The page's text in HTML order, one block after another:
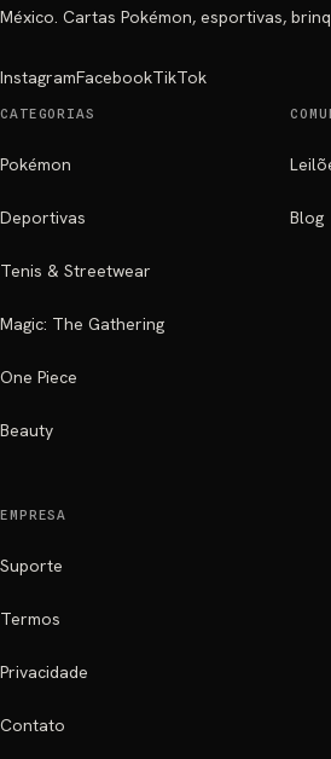
México. Cartas Pokémon, esportivas,
InstagramFacebookTikTok
CATEGORIAS
Pokémon
Deportivas
Tenis & Streetwear
Magic: The Gathering
One Piece
Beauty
Blog
EMPRESA
Suporte
Termos
Privacidade
Contato